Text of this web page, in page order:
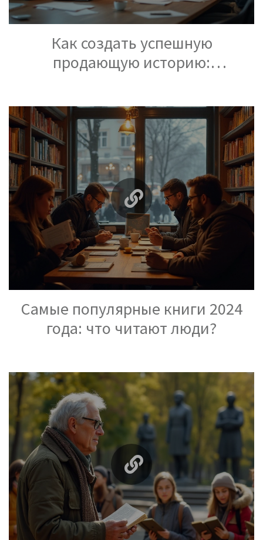
Как создать успешную
продающую историю:
сторителлинга
Самые популярные книги 2024
года: что читают люди?